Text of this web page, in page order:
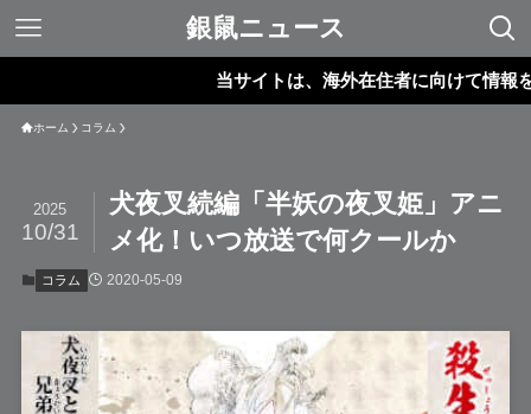
銀鼠ニュース
当サイトは、海外在住者に向けて情報を発信
ホーム コラム
犬夜叉続編「半妖の夜叉姫」アニ
メ化！いつ放送で何クールか
2025
10/31
コラム 2020-05-09